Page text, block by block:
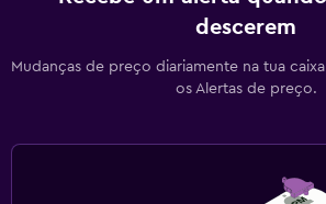
descerem
Mudanças de preço diariamente na tua
os Alertas de preço.